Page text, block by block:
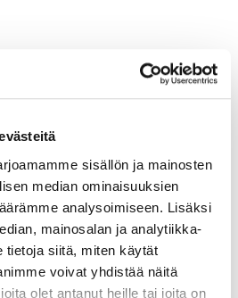
sisällön ja mainosten
median ominaisuuksien
analysoimiseen. Lisäksi
mainosalan ja analytiikka-
tietoja siitä, miten käytät
voivat yhdistää näitä
olet antanut heille tai joita on